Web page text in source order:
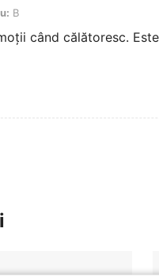
B
când călătoresc.